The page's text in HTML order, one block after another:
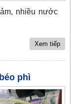
nhiều nước
Xem tiếp
phì